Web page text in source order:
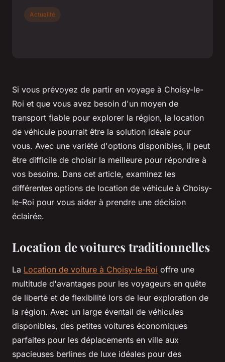
Si vous prévoyez de partir en voyage à Choisy-le-
Roi et que vous avez besoin d'un moyen de
transport fiable pour explorer la région, la location
de véhicule pourrait être la solution idéale pour
vous. Avec une variété d'options disponibles, il peut
être difficile de choisir la meilleure pour répondre à
vos besoins. Dans cet article, examinez les
différentes options de location de véhicule à Choisy-
le-Roi pour vous aider à prendre une décision
éclairée.
Location de voitures traditionnelles
La Location de voiture à Choisy-le-Roi offre une
multitude d'avantages pour les voyageurs en quête
de liberté et de flexibilité lors de leur exploration de
la région. Avec un large éventail de véhicules
disponibles, des petites voitures économiques
parfaites pour les déplacements en ville aux
spacieuses berlines de luxe idéales pour des
Actualité